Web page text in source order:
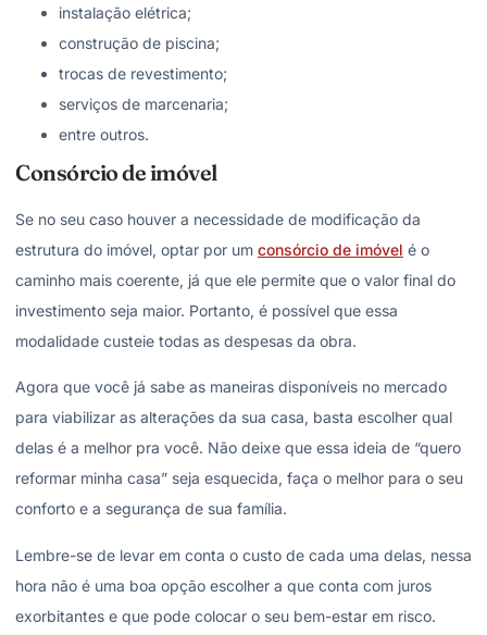
instalação elétrica;
construção de piscina;
trocas de revestimento;
serviços de marcenaria;
entre outros.
Consórcio de imóvel
Se no seu caso houver a necessidade de modificação da
estrutura do imóvel, optar por um consórcio de imóvel é o
caminho mais coerente, já que ele permite que o valor final do
investimento seja maior. Portanto, é possível que essa
modalidade custeie todas as despesas da obra.
Agora que você já sabe as maneiras disponíveis no mercado
para viabilizar as alterações da sua casa, basta escolher qual
delas é a melhor pra você. Não deixe que essa ideia de “quero
reformar minha casa” seja esquecida, faça o melhor para o seu
conforto e a segurança de sua família.
Lembre-se de levar em conta o custo de cada uma delas, nessa
hora não é uma boa opção escolher a que conta com juros
exorbitantes e que pode colocar o seu bem-estar em risco.